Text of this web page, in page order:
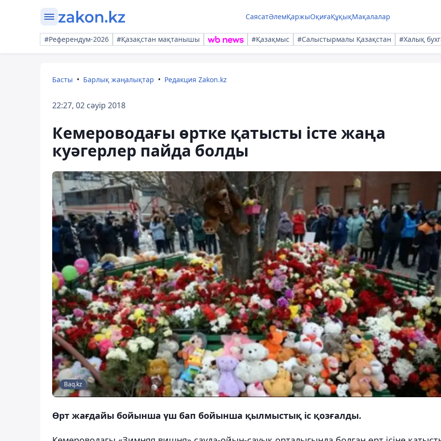
СаясатӘлемҚаржыОқиғаҚұқықМақалалар
#Референдум-2026 #Қазақстан мақтанышы #Қазақмыс #Салыстырмалы Қазақстан #Халық
Басты Барлық жаңалықтар Редакция Zakon.kz
22:27, 02 сәуір 2018
Кемероводағы өртке қатысты істе жаңа
куәгерлер пайда болды
Baq.kz
Өрт жағдайы бойынша үш бап бойынша қылмыстық іс қозғалды.